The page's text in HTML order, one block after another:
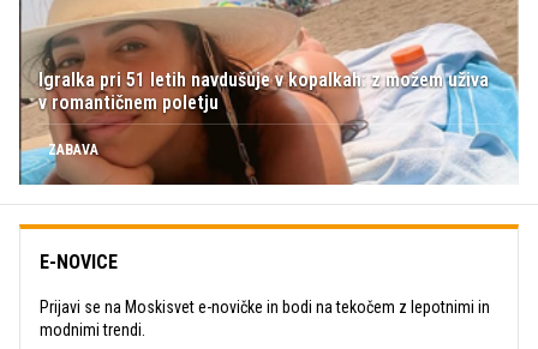
Igralka pri 51 letih navdušuje v kopalkah: z možem uživa
v romantičnem poletju
ZABAVA
E-NOVICE
Prijavi se na Moskisvet e-novičke in bodi na tekočem z lepotnimi in
modnimi trendi.